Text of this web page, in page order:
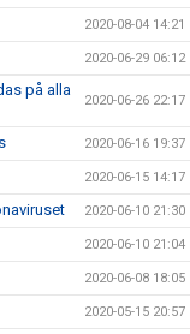
2020-08-04 14:21
2020-06-29 06:12
på alla
2020-06-26 22:17
2020-06-16 19:37
2020-06-15 14:17
2020-06-10 21:30
2020-06-10 21:04
2020-06-08 18:05
2020-05-15 20:57